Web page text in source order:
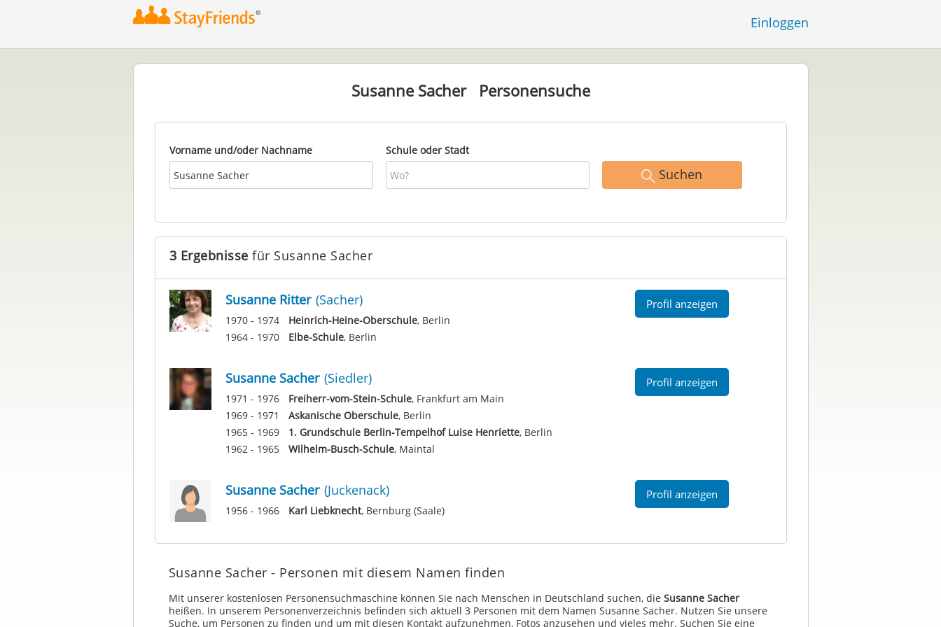
Einloggen
Susanne Sacher - Personen mit diesem Namen finden
Mit unserer kostenlosen Personensuchmaschine können Sie nach Menschen in Deutschland suchen, die Susanne Sacher
heißen. In unserem Personenverzeichnis befinden sich aktuell 3 Personen mit dem Namen Susanne Sacher. Nutzen Sie unsere
Suche, um Personen zu finden und um mit diesen Kontakt aufzunehmen, Fotos anzusehen und vieles mehr. Suchen Sie eine
Susanne SacherPersonensuche
Vorname und/oder Nachname Schule oder Stadt
Suchen
3 Ergebnisse für Susanne Sacher
Susanne Ritter (Sacher)
1970 - 1974 Heinrich-Heine-Oberschule, Berlin
1964 - 1970
Elbe-Schule, Berlin
Profil anzeigen
Susanne Sacher (Siedler)
1971 - 1976 Freiherr-vom-Stein-Schule, Frankfurt am Main
1969 - 1971
Askanische Oberschule, Berlin
1965 - 1969
1. Grundschule Berlin-Tempelhof Luise Henriette, Berlin
1962 - 1965
Wilhelm-Busch-Schule, Maintal
Profil anzeigen
Susanne Sacher (Juckenack)
1956 - 1966 Karl Liebknecht, Bernburg (Saale)
Profil anzeigen